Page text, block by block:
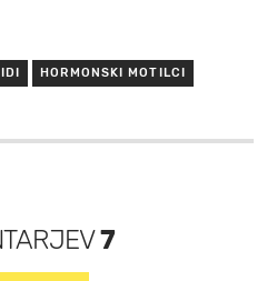
HORMONSKI MOTILCI
7